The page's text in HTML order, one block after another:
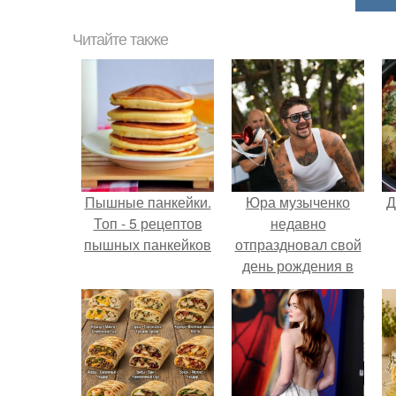
Читайте также
Пышные панкейки.
Топ - 5 рецептов
пышных панкейков
Юра музыченко
недавно
отпраздновал свой
день рождения в
кругу самых
близких и родных
людей.